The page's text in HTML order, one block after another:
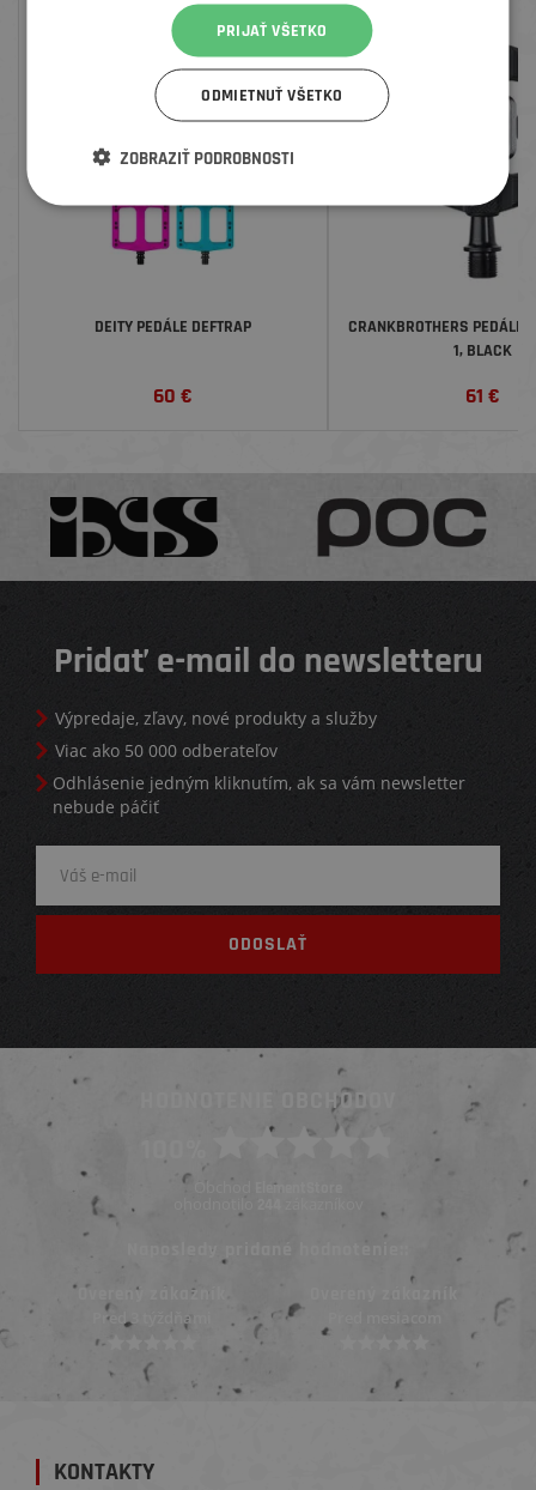
DEITY PEDÁLE DEFTRAP
60 €
CRANKBROTHERS PEDÁLE
1, BLACK
61 €
Pridať e-mail do newsletteru
Výpredaje, zľavy, nové produkty a služby
Viac ako 50 000 odberateľov
Odhlásenie jedným kliknutím, ak sa vám newsletter
nebude páčiť
HODNOTENIE OBCHODOV
Obchod ElementStore
ohodnotilo
Naposledy pridané hodnotenie::
Overený zákazník
Pred 3 týždňami
KONTAKTY
PRIJAŤ VŠETKO
ODMIETNUŤ VŠETKO
ZOBRAZIŤ PODROBNOSTI